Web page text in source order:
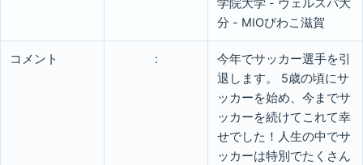
学院大学 - ヴェルスパ大
分 - MIOびわこ滋賀
コメント :
今年でサッカー選手を引
退します。 5歳の頃にサ
ッカーを始め、今までサ
ッカーを続けてこれて幸
せでした！人生の中でサ
ッカーは特別でたくさん